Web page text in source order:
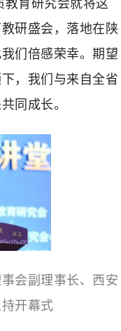
育研究会就将这
研盛会，落地在陕
们倍感荣幸。期望
，我们与来自全省
同成长。
会副理事长、西安
开幕式